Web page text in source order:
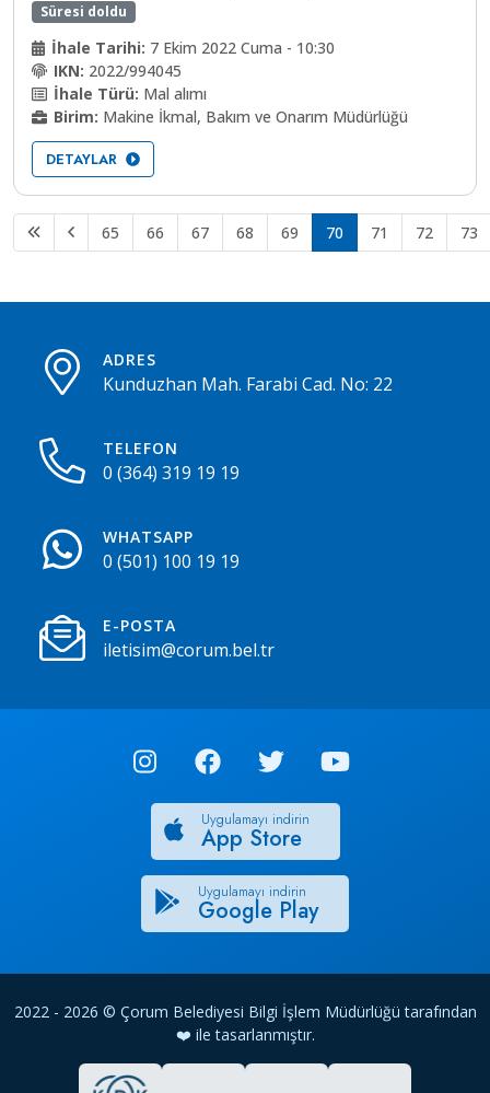
Süresi doldu
İhale Tarihi: 7 Ekim 2022 Cuma - 10:30
IKN: 2022/994045
İhale Türü: Mal alımı
Birim: Makine İkmal, Bakım ve Onarım Müdürlüğü
DETAYLAR
65 66 67 68 69 70 71 72 73
ADRES
Kunduzhan Mah. Farabi Cad. No: 22
TELEFON
0 (364) 319 19 19
WHATSAPP
0 (501) 100 19 19
E-POSTA
iletisim@corum.bel.tr
Uygulamayı indirin
App Store
Uygulamayı indirin
Google Play
2022 - 2026 © Çorum Belediyesi Bilgi İşlem Müdürlüğü tarafından
❤️ ile tasarlanmıştır.